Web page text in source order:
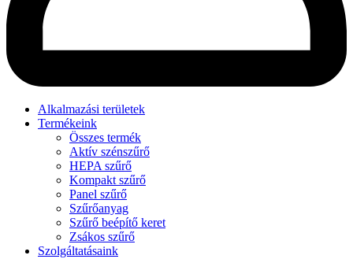
Alkalmazási területek
Termékeink
Összes termék
Aktív szénszűrő
HEPA szűrő
Kompakt szűrő
Panel szűrő
Szűrőanyag
Szűrő beépítő keret
Zsákos szűrő
Szolgáltatásaink